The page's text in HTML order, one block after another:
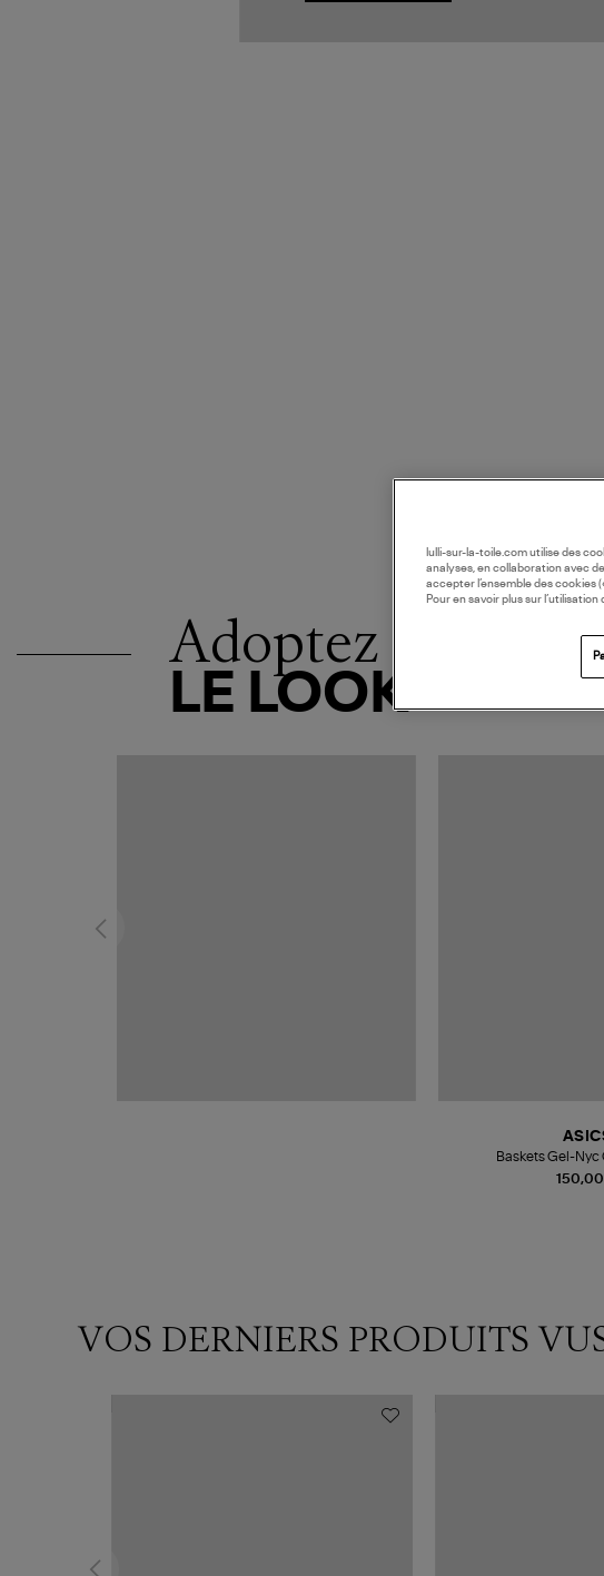
Adoptez
LE LOOK
Baskets Gel-Nyc
VOS DERNIERS PRODUITS
lulli-sur-la-toile.com utilise des
analyses, en collaboration avec
accepter l’ensemble des cookies
Pour en savoir plus sur l’utilisation